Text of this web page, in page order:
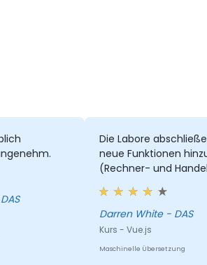
Die Labore
neue Funktionen
(Rechner- und
Darren White - DAS
Kurs - Vue.js
Maschinelle Übersetzung